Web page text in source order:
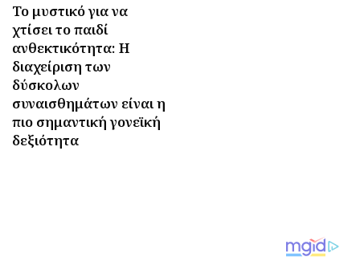
Το μυστικό για να
χτίσει το παιδί
ανθεκτικότητα: Η
διαχείριση των
δύσκολων
συναισθημάτων είναι η
πιο σημαντική γονεϊκή
δεξιότητα